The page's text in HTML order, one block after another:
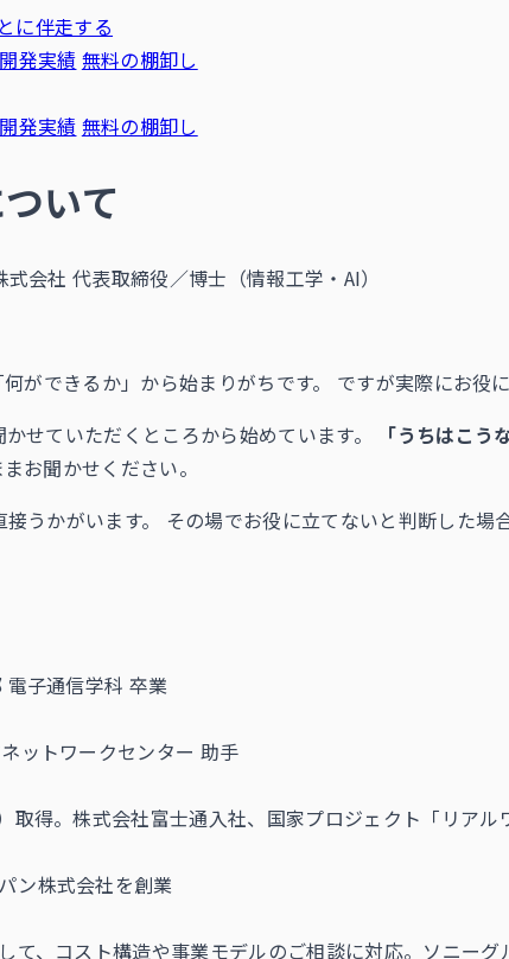
に伴走する
開発実績 無料の棚卸し
開発実績 無料の棚卸し
いて
会社 代表取締役／博士（情報工学・AI）
ができるか」から始まりがちです。 ですが実際にお役
せていただくところから始めています。
「うちはこ
お聞かせください。
うかがいます。 その場でお役に立てないと判断した場
子通信学科 卒業
ットワークセンター 助手
取得。株式会社富士通入社、国家プロジェクト「リア
ン株式会社を創業
て、コスト構造や事業モデルのご相談に対応。ソニー